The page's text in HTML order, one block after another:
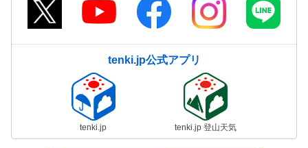
tenki.jp公式アプリ
tenki.jp tenki.jp 登山天気